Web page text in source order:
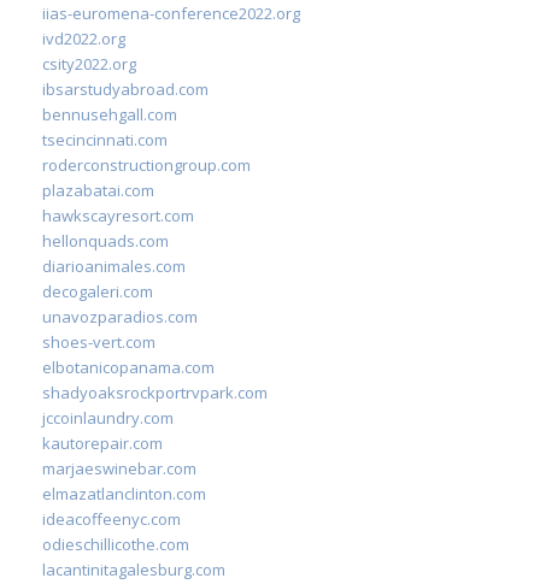
iias-euromena-conference2022.org
ivd2022.org
csity2022.org
ibsarstudyabroad.com
bennusehgall.com
tsecincinnati.com
roderconstructiongroup.com
plazabatai.com
hawkscayresort.com
hellonquads.com
diarioanimales.com
decogaleri.com
unavozparadios.com
shoes-vert.com
elbotanicopanama.com
shadyoaksrockportrvpark.com
jccoinlaundry.com
kautorepair.com
marjaeswinebar.com
elmazatlanclinton.com
ideacoffeenyc.com
odieschillicothe.com
lacantinitagalesburg.com